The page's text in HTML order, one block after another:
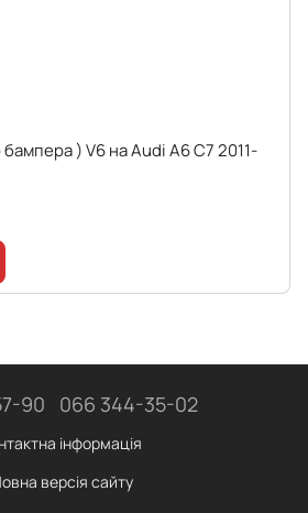
) V6 на Audi A6 C7 2011-
90 066 344-35-02
інформація
версія сайту